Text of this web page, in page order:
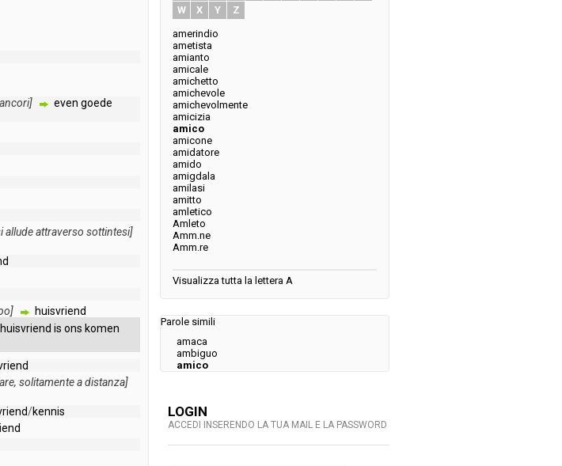
] even goede
alludeattraverso sottintesi]
]
huisvriend
huisvriend is ons komen
, solitamenteadistanza]
/kennis
W
X Y
Z
amerindio
ametista
amianto
amicale
amichetto
amichevole
amichevolmente
amicizia
amico
amicone
amidatore
amido
amigdala
amilasi
amitto
amletico
Amleto
Amm.ne
Amm.re
Visualizza tutta la lettera A
Parole simili
amaca
ambiguo
amico
LOGIN
ACCEDI INSERENDO LA TUA MAIL E LA PASSWORD